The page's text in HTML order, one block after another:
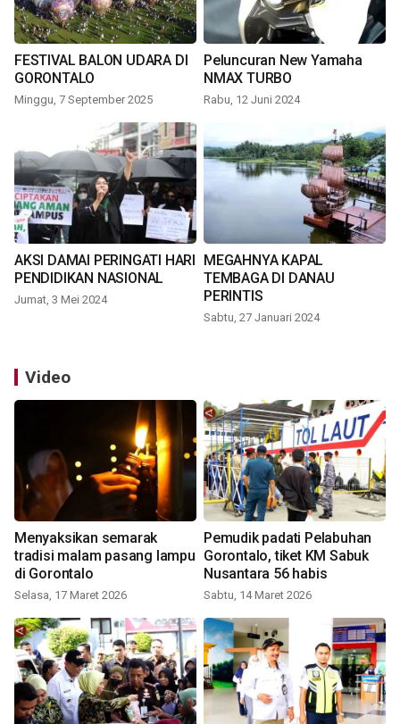
FESTIVAL BALON UDARA DI
GORONTALO
Minggu, 7 September 2025
Peluncuran New Yamaha
NMAX TURBO
Rabu, 12 Juni 2024
AKSI DAMAI PERINGATI HARI
PENDIDIKAN NASIONAL
Jumat, 3 Mei 2024
MEGAHNYA KAPAL
TEMBAGA DI DANAU
PERINTIS
Sabtu, 27 Januari 2024
Video
Menyaksikan semarak
tradisi malam pasang lampu
di Gorontalo
Selasa, 17 Maret 2026
Pemudik padati Pelabuhan
Gorontalo, tiket KM Sabuk
Nusantara 56 habis
Sabtu, 14 Maret 2026